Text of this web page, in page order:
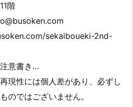
階
sekaiboueki-2nd-
意書き…
現性には個人差があり、必ずし
のではございません。